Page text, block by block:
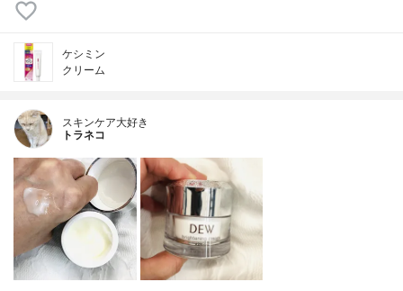
ケシミン
クリーム
スキンケア大好き
トラネコ